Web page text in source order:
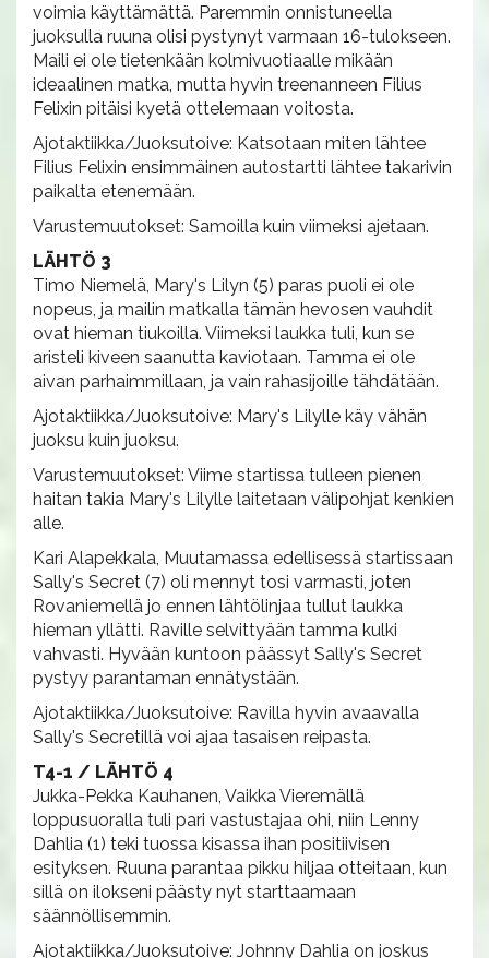
voimia käyttämättä. Paremmin onnistuneella
juoksulla ruuna olisi pystynyt varmaan 16-tulokseen.
Maili ei ole tietenkään kolmivuotiaalle mikään
ideaalinen matka, mutta hyvin treenanneen Filius
Felixin pitäisi kyetä ottelemaan voitosta.
Ajotaktiikka/Juoksutoive: Katsotaan miten lähtee
Filius Felixin ensimmäinen autostartti lähtee takarivin
paikalta etenemään.
Varustemuutokset: Samoilla kuin viimeksi ajetaan.
LÄHTÖ 3
Timo Niemelä, Mary's Lilyn (5) paras puoli ei ole
nopeus, ja mailin matkalla tämän hevosen vauhdit
ovat hieman tiukoilla. Viimeksi laukka tuli, kun se
aristeli kiveen saanutta kaviotaan. Tamma ei ole
aivan parhaimmillaan, ja vain rahasijoille tähdätään.
Ajotaktiikka/Juoksutoive: Mary's Lilylle käy vähän
juoksu kuin juoksu.
Varustemuutokset: Viime startissa tulleen pienen
haitan takia Mary's Lilylle laitetaan välipohjat kenkien
alle.
Kari Alapekkala, Muutamassa edellisessä startissaan
Sally's Secret (7) oli mennyt tosi varmasti, joten
Rovaniemellä jo ennen lähtölinjaa tullut laukka
hieman yllätti. Raville selvittyään tamma kulki
vahvasti. Hyvään kuntoon päässyt Sally's Secret
pystyy parantaman ennätystään.
Ajotaktiikka/Juoksutoive: Ravilla hyvin avaavalla
Sally's Secretillä voi ajaa tasaisen reipasta.
T4-1 / LÄHTÖ 4
Jukka-Pekka Kauhanen, Vaikka Vieremällä
loppusuoralla tuli pari vastustajaa ohi, niin Lenny
Dahlia (1) teki tuossa kisassa ihan positiivisen
esityksen. Ruuna parantaa pikku hiljaa otteitaan, kun
sillä on ilokseni päästy nyt starttaamaan
säännöllisemmin.
Ajotaktiikka/Juoksutoive: Johnny Dahlia on joskus